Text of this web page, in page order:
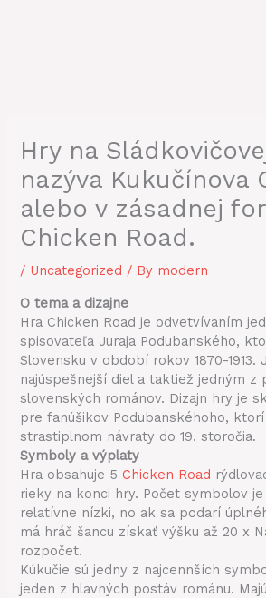
Hry na
nazýva Kukučínova
alebo v zásadnej
Chicken Road.
/ Uncategorized / By modern
O tema a dizajne
Hra Chicken Road je odvetvívaním
spisovateľa Juraja Podubanského,
Slovensku v období rokov 1870-1913.
najúspešnejší diel a taktiež jedným z
slovenských románov. Dizajn hry je
pre fanúšikov Podubanskéhoho,
strastiplnom návraty do 19. storočia.
Symboly a výplaty
Hra obsahuje 5 Chicken Road
rieky na konci hry. Počet symbolov
relatívne nízki, no ak sa podarí
má hráč šancu získať výšku až 20 x
rozpočet.
Kúkučie sú jedny z najcennších
jeden z hlavných postáv románu.